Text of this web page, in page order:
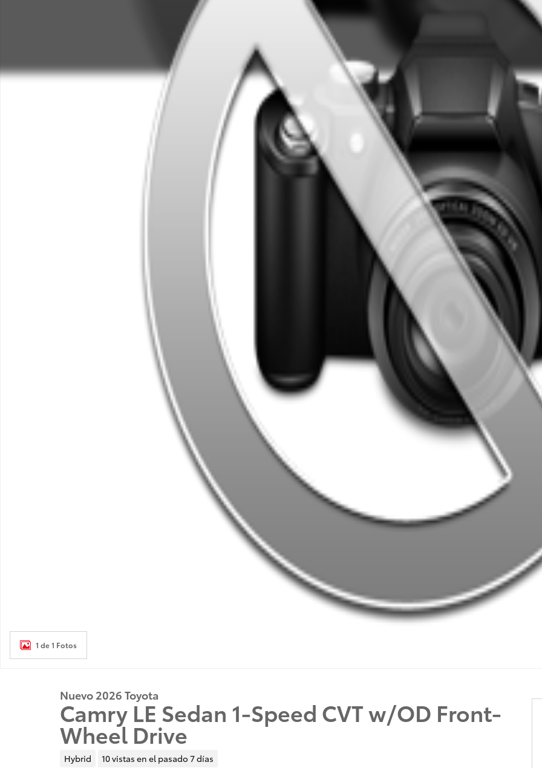
1 de 1 Fotos
Nuevo 2026 Toyota
Camry LE Sedan 1-Speed CVT w/OD Front-
Wheel Drive
Hybrid 10 vistas en el pasado 7 días